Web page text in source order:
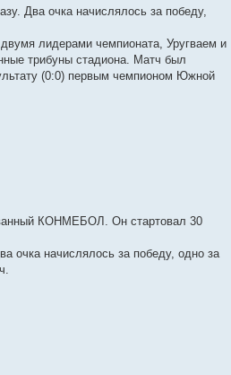
Два очка начислялось за победу,
лидерами чемпионата, Уругваем и
трибуны стадиона. Матч был
(0:0) первым чемпионом Южной
КОНМЕБОЛ. Он стартовал 30
очка начислялось за победу, одно за